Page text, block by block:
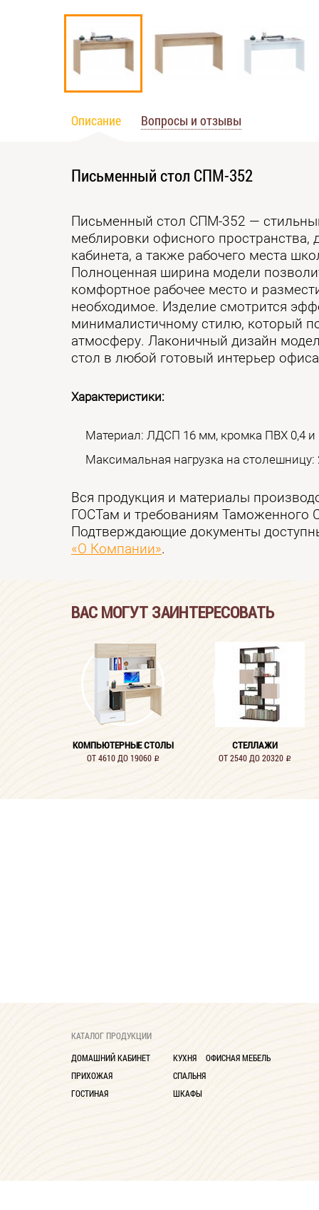
Описание Вопросы и отзывы
Письменный стол СПМ-352
Письменный стол СПМ-352 —
меблировки офисного пространства,
кабинета, а также рабочего места
Полноценная ширина модели
комфортное рабочее место и
необходимое. Изделие смотрится
минималистичному стилю, который
атмосферу. Лаконичный дизайн
стол в любой готовый интерьер
Характеристики:
Материал: ЛДСП 16 мм, кромка ПВХ 0,4
Максимальная нагрузка на столешницу:
Вся продукция и материалы
ГОСТам и требованиям Таможенного
Подтверждающие документы
«О Компании».
ВАС МОГУТ ЗАИНТЕРЕСОВАТЬ
КОМПЬЮТЕРНЫЕ СТОЛЫ
ОТ 4610 ДО 19060 i
СТЕЛЛАЖИ
ОТ 2540 ДО 20320 i
КАТАЛОГ ПРОДУКЦИИ
ДОМАШНИЙ КАБИНЕТ
ПРИХОЖАЯ
ГОСТИНАЯ
КУХНЯ
СПАЛЬНЯ
ШКАФЫ
ОФИСНАЯ МЕБЕЛЬ